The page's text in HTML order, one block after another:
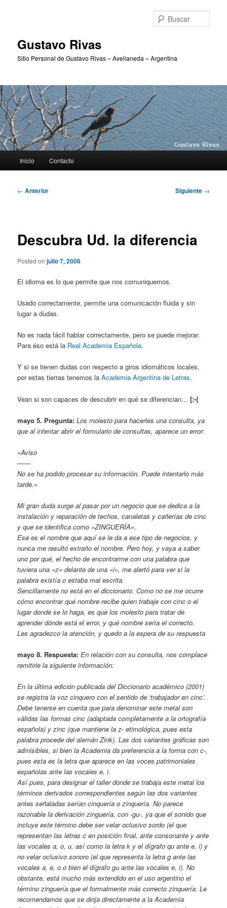
Gustavo Rivas
Sitio Personal de Gustavo Rivas – Avellaneda – Argentina
principal
Inicio Contacto
Navegación
← Anterior Siguiente →
Descubra Ud. la diferencia
Posted onjulio 7, 2006
El idioma es lo que permite que nos comuniquemos.
Usado correctamente, permite una comunicación fluida y sin
lugar a dudas.
No es nada fácil hablar correctamente, pero se puede mejorar.
Para éso está la Real Academia Española.
Y si se tienen dudas con respecto a giros idiomáticos locales,
por estas tierras tenemos laAcademia Argentina de Letras.
Vean si son capaces de descubrir en qué se diferencian…[:-{
mayo 5. Pregunta: Los molesto para hacerles una consulta, ya
que al intentar abrir el formulario de consultas, aparece un error:
«Aviso
——
No se ha podido procesar su información. Puede intentarlo más
tarde.»
Mi gran duda surge al pasar por un negocio que se dedica a la
instalación y reparación de techos, canaletas y cañerías de cinc
y que se identifica como «ZINGUERÍA».
Ese es el nombre que aquí se le da a ese tipo de negocios, y
nunca me resultó extraño el nombre. Pero hoy, y vaya a saber
uno por qué, el hecho de encontrarme con una palabra que
tuviera una «z» delante de una «i», me alertó para ver si la
palabra existía o estaba mal escrita.
Sencillamente no está en el diccionario. Como no se me ocurre
cómo encontrar qué nombre recibe quien trabaje con cinc o el
lugar donde se lo haga, es que los molesto para tratar de
aprender dónde está el error, y qué nombre sería el correcto.
Les agradezco la atención, y quedo a la espera de su respuesta
mayo 8. Respuesta: En relación con su consulta, nos complace
remitirle la siguiente información:
En la última edición publicada del Diccionario académico (2001)
se registra la voz cinquero con el sentido de ‘trabajador en cinc’.
Debe tenerse en cuenta que para denominar este metal son
válidas las formas cinc (adaptada completamente a la ortografía
española) y zinc (que mantiene la z- etimológica, pues esta
palabra procede del alemán Zink). Las dos variantes gráficas son
admisibles, si bien la Academia da preferencia a la forma con c-,
pues esta es la letra que aparece en las voces patrimoniales
españolas ante las vocales e, i.
Así pues, para designar el taller donde se trabaja este metal los
términos derivados correspondientes según las dos variantes
antes señaladas serían cinquería o zinquería. No parece
razonable la derivación zinguería, con -gu-, ya que el sonido que
incluye este término debe ser velar oclusivo sordo (el que
representan las letras c en posición final, ante consonante y ante
las vocales a, o, u, así como la letra k y el dígrafo qu ante e, i) y
no velar oclusivo sonoro (el que representa la letra g ante las
vocales a, e, o o bien el dígrafo gu ante las vocales e, i). No
obstante, está mucho más extendido en el uso argentino el
término zinguería que el formalmente más correcto zinquería. Le
recomendamos que se dirija directamente a la Academia